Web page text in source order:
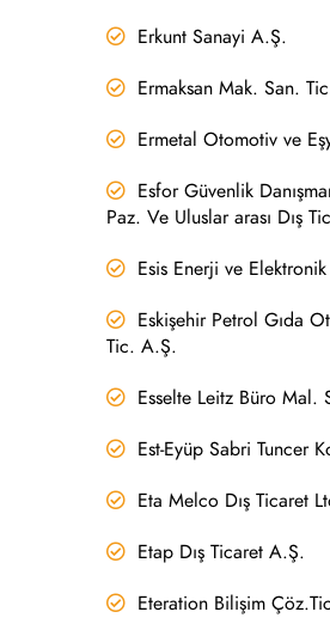
Erkunt Sanayi A.Ş.
Ermaksan Mak. San.
Ermetal Otomotiv ve
Esfor Güvenlik
Paz. Ve Uluslar arası Dış
Esis Enerji ve
Eskişehir Petrol Gıda
Tic. A.Ş.
Esselte Leitz Büro Mal.
Est-Eyüp Sabri Tuncer
Eta Melco Dış Ticaret
Etap Dış Ticaret A.Ş.
Eteration Bilişim